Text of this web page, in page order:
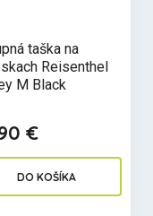
taška na
Reisenthel
M Black
€
DO KOŠÍKA